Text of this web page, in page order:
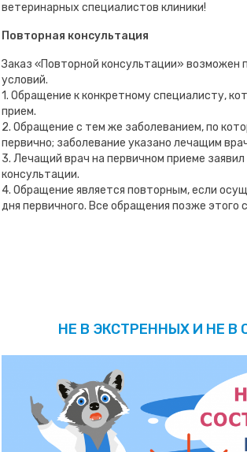
ветеринарных специалистов клиники!
Повторная консультация
Заказ «Повторной консультации»
условий.
1. Обращение к конкретному специалисту,
прием.
2. Обращение с тем же заболеванием, по
первично; заболевание указано лечащим
3. Лечащий врач на первичном приеме
консультации.
4. Обращение является повторным, если
дня первичного. Все обращения позже этого
НЕ В ЭКСТРЕННЫХ И НЕ В